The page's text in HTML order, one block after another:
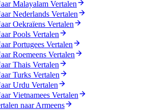
Malayalam Vertalen
Nederlands Vertalen
Oekraïens Vertalen
Pools Vertalen
Portugees Vertalen
Roemeens Vertalen
Thais Vertalen
Turks Vertalen
Urdu Vertalen
Vietnamees Vertalen
naar Armeens